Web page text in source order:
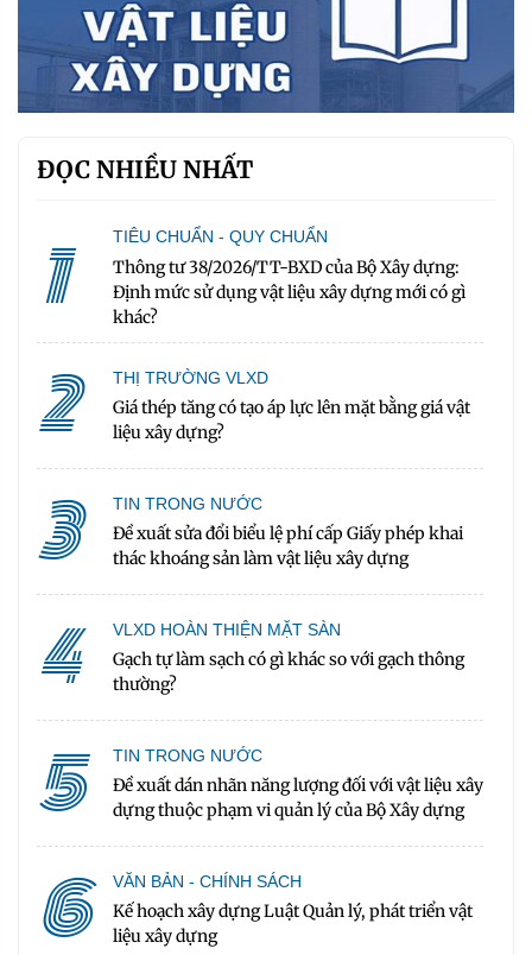
ĐỌC NHIỀU NHẤT
1 TIÊU CHUẨN - QUY CHUẨN
Thông tư 38/2026/TT-BXD của Bộ Xây dựng:
Định mức sử dụng vật liệu xây dựng mới có gì
khác?
2 THỊ TRƯỜNG VLXD
Giá thép tăng có tạo áp lực lên mặt bằng giá vật
liệu xây dựng?
3 TIN TRONG NƯỚC
Đề xuất sửa đổi biểu lệ phí cấp Giấy phép khai
thác khoáng sản làm vật liệu xây dựng
4 VLXD HOÀN THIỆN MẶT SÀN
Gạch tự làm sạch có gì khác so với gạch thông
thường?
5 TIN TRONG NƯỚC
Đề xuất dán nhãn năng lượng đối với vật liệu xây
dựng thuộc phạm vi quản lý của Bộ Xây dựng
6 VĂN BẢN - CHÍNH SÁCH
Kế hoạch xây dựng Luật Quản lý, phát triển vật
liệu xây dựng